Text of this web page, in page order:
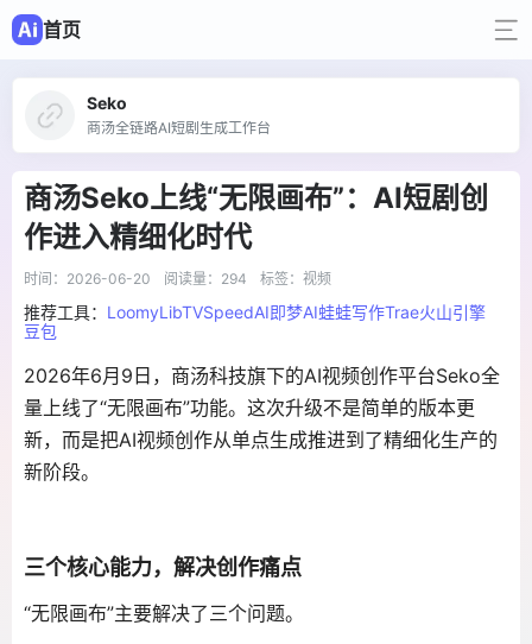
首页
Seko
商汤全链路AI短剧生成工作台
商汤Seko上线“无限画布”：AI短剧创
作进入精细化时代
时间：2026-06-20 阅读量：294 标签：视频
推荐工具： LoomyLibTVSpeedAI即梦AI蛙蛙写作Trae火山引擎
豆包
2026年6月9日，商汤科技旗下的AI视频创作平台Seko全
量上线了“无限画布”功能。这次升级不是简单的版本更
新，而是把AI视频创作从单点生成推进到了精细化生产的
新阶段。
三个核心能力，解决创作痛点
“无限画布”主要解决了三个问题。